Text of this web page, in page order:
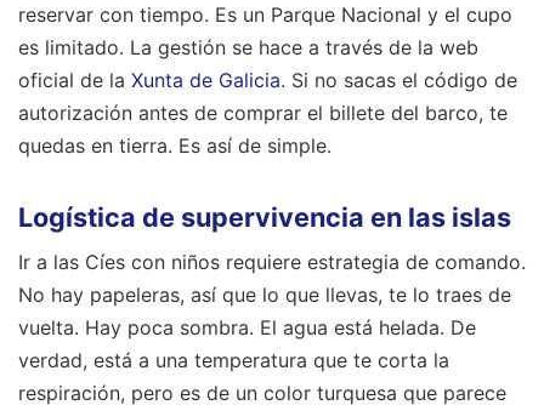
reservar con tiempo. Es un Parque Nacional y el cupo
es limitado. La gestión se hace a través de la web
oficial de la Xunta de Galicia. Si no sacas el código de
autorización antes de comprar el billete del barco, te
quedas en tierra. Es así de simple.
Logística de supervivencia en las islas
Ir a las Cíes con niños requiere estrategia de comando.
No hay papeleras, así que lo que llevas, te lo traes de
vuelta. Hay poca sombra. El agua está helada. De
verdad, está a una temperatura que te corta la
respiración, pero es de un color turquesa que parece